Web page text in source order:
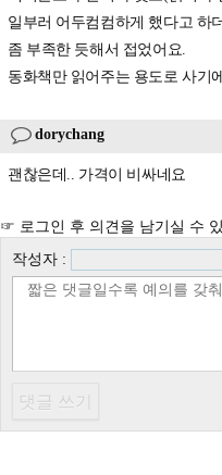
일부러 어두컴컴하게 했다고 하
좀 부족한 듯해서 접었어요.
동화책만 읽어주는 용도로 사기
dorychang
괜찮은데.. 가격이 비싸네요
☞ 로그인 후 의견을 남기실 수
작성자 :